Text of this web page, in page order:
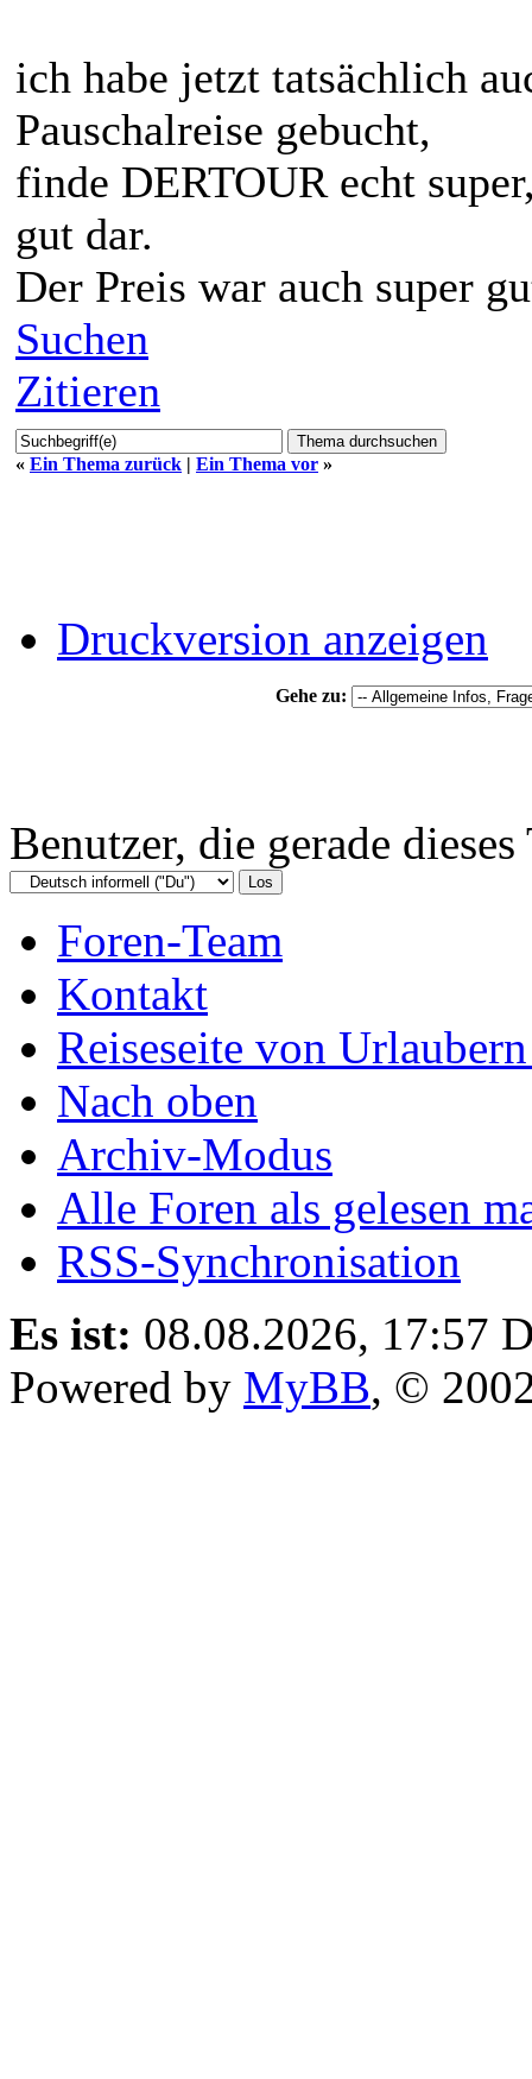
ich habe jetzt tatsächlich
Pauschalreise gebucht,
finde DERTOUR echt
gut dar.
Der Preis war auch super
Suchen
Zitieren
« Ein Thema zurück | Ein Thema vor »
Druckversion anzeigen
Gehe zu:
Benutzer, die gerade
Foren-Team
Kontakt
Reiseseite von
Nach oben
Archiv-Modus
Alle Foren als gelesen
RSS-Synchronisation
Es ist: 08.08.2026, 17:57
Powered by MyBB, ©